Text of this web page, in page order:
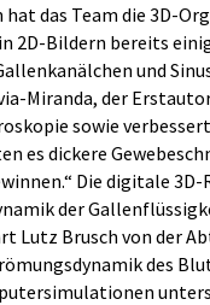
hat das Team die 3D-
2D-Bildern bereits
und
Miranda, der
sowie
es dickere
Die digitale
der
Lutz Brusch von der
des